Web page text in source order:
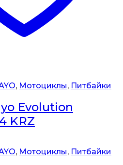
, Мотоциклы, Питбайки
Evolution
KRZ
, Мотоциклы, Питбайки